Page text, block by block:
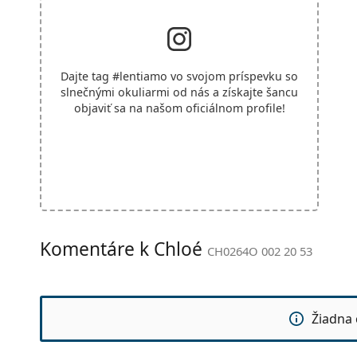
Dajte tag #lentiamo vo svojom príspevku so
slnečnými okuliarmi od nás a získajte šancu
objaviť sa na našom oficiálnom profile!
Komentáre k Chloé CH0264O 002 20 53
Žiadna